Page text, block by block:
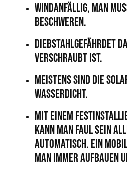
Windanfällig, man
beschweren.
Diebstahlgefährdet
verschraubt ist.
Meistens sind die
wasserdicht.
Mit einem
kann man faul sein
automatisch. Ein
man immer aufbauen